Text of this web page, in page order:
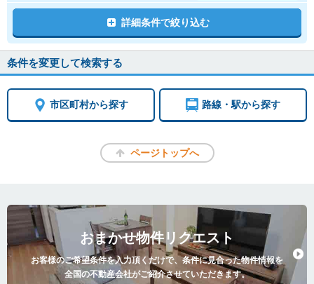
詳細条件で絞り込む
条件を変更して検索する
市区町村から探す 路線・駅から探す
ページトップへ
おまかせ物件リクエスト
お客様のご希望条件を入力頂くだけで、条件に見合った物件情報を
全国の不動産会社がご紹介させていただきます。